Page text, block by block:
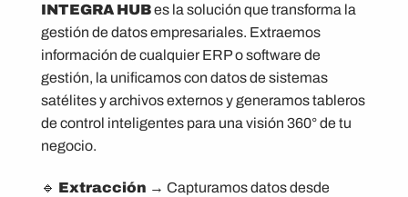
INTEGRA HUBes la solución que transforma la
gestión de datos empresariales. Extraemos
información de cualquier ERP o software de
gestión, la unificamos con datos de sistemas
satélites y archivos externos y generamos tableros
de control inteligentes para una visión 360° de tu
negocio.
🔹 Extracción → Capturamos datos desde